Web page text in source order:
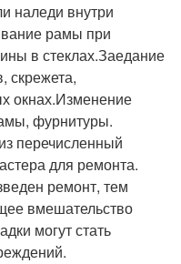
наледи внутри
рамы при
в стеклах.Заедание
скрежета,
окнах.Изменение
фурнитуры.
перечисленный
для ремонта.
ремонт, тем
вмешательство
могут стать